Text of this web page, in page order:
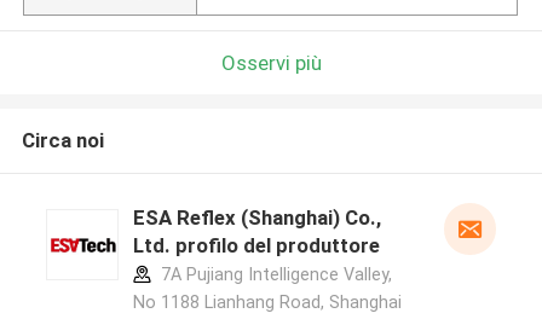
Osservi più
Circa noi
ESA Reflex (Shanghai) Co.,
Ltd. profilo del produttore
7A Pujiang Intelligence Valley,
No 1188 Lianhang Road, Shanghai